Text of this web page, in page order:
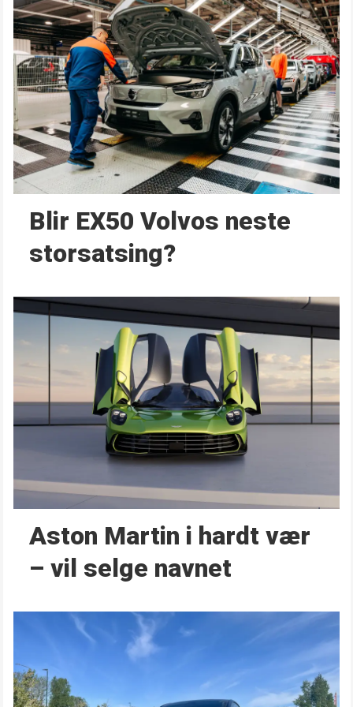
Blir EX50 Volvos neste
storsatsing?
Aston Martin i hardt vær
– vil selge navnet